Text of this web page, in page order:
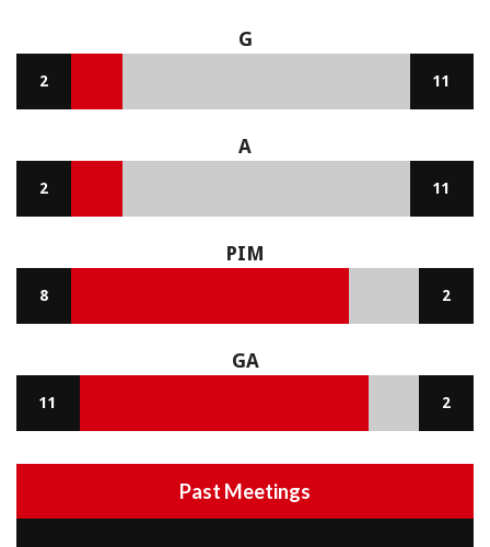
G
2 11
A
2 11
PIM
8 2
GA
11 2
Past Meetings